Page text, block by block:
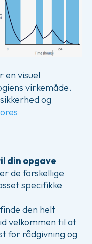
en visuel
virkemåde.
og
din opgave
de forskellige
specifikke
den helt
velkommen til at
for rådgivning og